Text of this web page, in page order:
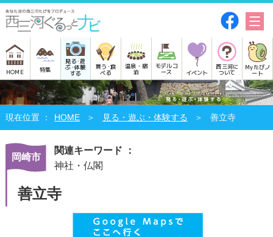
HOME 特集
見る･遊
ぶ･体験
する
買う･食
べる
温泉・宿
泊
モデルコ
ース イベント
西三河に
ついて
Myたびノ
ート
HOME 見る・遊ぶ・体験する 善立寺
岡崎市
関連キーワード ：
神社・仏閣
善立寺